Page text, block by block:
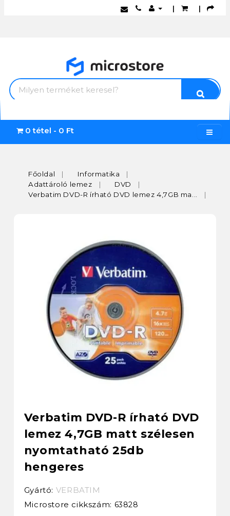
| |
0 tétel - 0 Ft
Főoldal
Informatika
Adattároló lemez
DVD
Verbatim DVD-R írható DVD lemez 4,7GB ma...
Verbatim DVD-R írható DVD
lemez 4,7GB matt szélesen
nyomtatható 25db
hengeres
Gyártó: VERBATIM
Microstore cikkszám: 63828